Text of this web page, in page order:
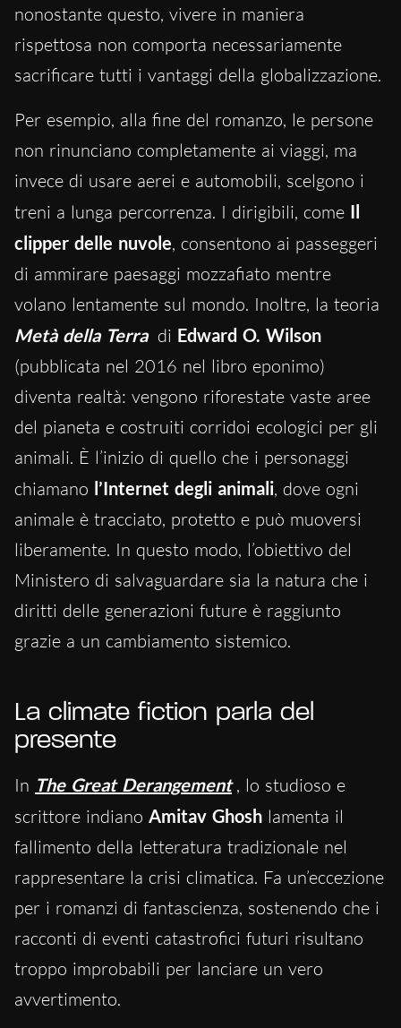
nonostante questo, vivere in maniera
rispettosa non comporta necessariamente
sacrificare tutti i vantaggi della globalizzazione.
Per esempio, alla fine del romanzo, le persone
non rinunciano completamente ai viaggi, ma
invece di usare aerei e automobili, scelgono i
treni a lunga percorrenza. I dirigibili, come Il
clipper delle nuvole, consentono ai passeggeri
di ammirare paesaggi mozzafiato mentre
volano lentamente sul mondo. Inoltre, la teoria
Metà della Terra di Edward O. Wilson
(pubblicata nel 2016 nel libro eponimo)
diventa realtà: vengono riforestate vaste aree
del pianeta e costruiti corridoi ecologici per gli
animali. È l’inizio di quello che i personaggi
chiamano l’Internet degli animali, dove ogni
animale è tracciato, protetto e può muoversi
liberamente. In questo modo, l’obiettivo del
Ministero di salvaguardare sia la natura che i
diritti delle generazioni future è raggiunto
grazie a un cambiamento sistemico.
La climate fiction parla del
presente
In The Great Derangement , lo studioso e
scrittore indiano Amitav Ghosh lamenta il
fallimento della letteratura tradizionale nel
rappresentare la crisi climatica. Fa un’eccezione
per i romanzi di fantascienza, sostenendo che i
racconti di eventi catastrofici futuri risultano
troppo improbabili per lanciare un vero
avvertimento.